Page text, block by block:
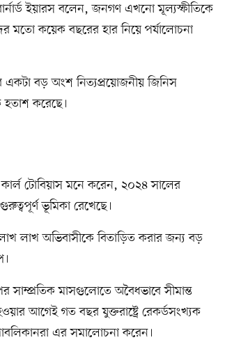
ইয়ারস বলেন, জনগণ এখনো মূল্যস্ফীতিকে
মতো কয়েক বছরের হার নিয়ে পর্যালোচনা
একটা বড় অংশ নিত্যপ্রয়োজনীয় জিনিস
করেছে।
টোবিয়াস মনে করেন, ২০২৪ সালের
ভূমিকা রেখেছে।
লাখ অভিবাসীকে বিতাড়িত করার জন্য বড়
সাম্প্রতিক মাসগুলোতে অবৈধভাবে সীমান্ত
আগেই গত বছর যুক্তরাষ্ট্রে রেকর্ডসংখ্যক
এর সমালোচনা করেন।